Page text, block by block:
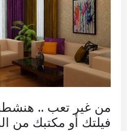
من غير تعب ..
فيلتك أو مكتبك من